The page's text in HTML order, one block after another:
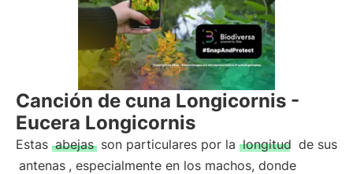
Canción de cuna Longicornis -
Eucera Longicornis
Estas abejas son particulares por la longitud de sus
antenas , especialmente en los machos, donde